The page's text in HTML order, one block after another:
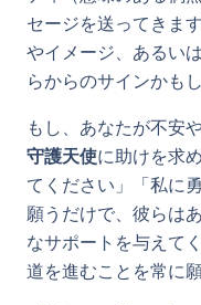
セージを送ってきま
やイメージ、あるい
らからのサインかも
もし、あなたが不安
守護天使に助けを求
てください」「私に
願うだけで、彼らは
なサポートを与えて
道を進むことを常に